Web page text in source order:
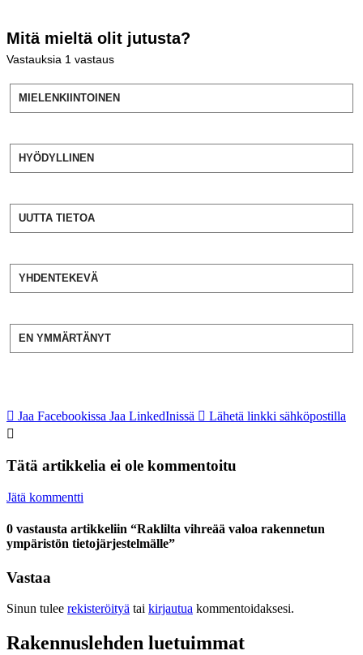
Mitä mieltä olit jutusta?
Vastauksia 1 vastaus
MIELENKIINTOINEN
HYÖDYLLINEN
UUTTA TIETOA
YHDENTEKEVÄ
EN YMMÄRTÄNYT
Jaa Facebookissa Jaa LinkedInissä Lähetä linkki sähköpostilla
Tätä artikkelia ei ole kommentoitu
Jätä kommentti
0 vastausta artikkeliin “Raklilta vihreää valoa rakennetun
ympäristön tietojärjestelmälle”
Vastaa
Sinun tulee rekisteröityä tai kirjautua kommentoidaksesi.
Rakennuslehden luetuimmat